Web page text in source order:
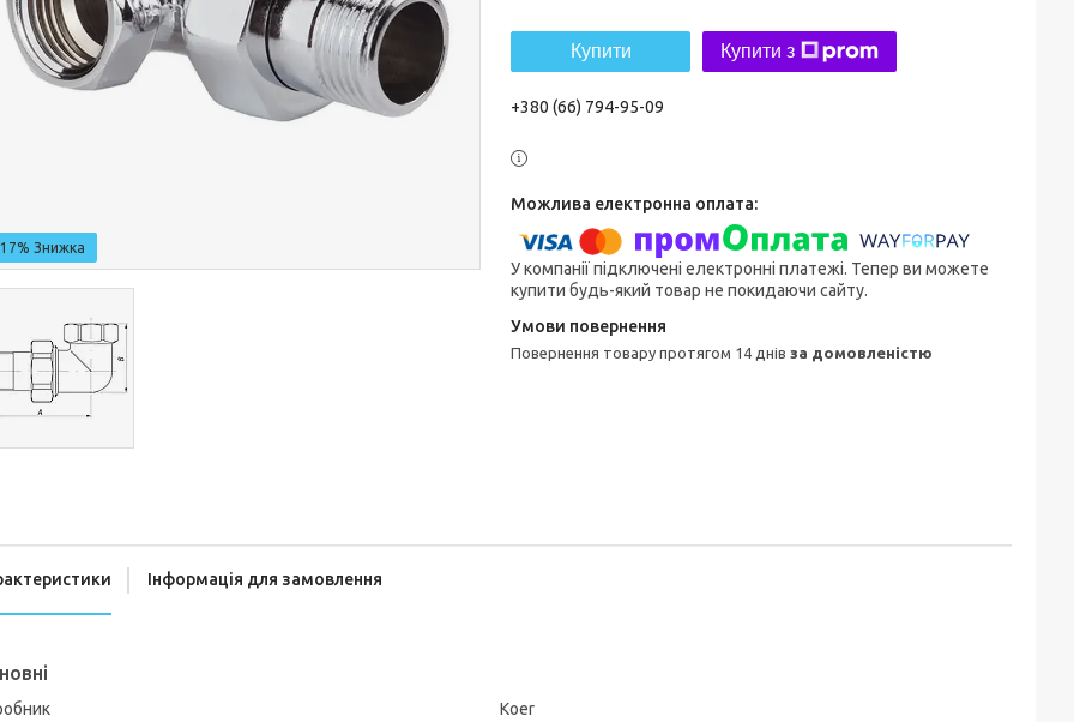
Купити Купити з
+380 (66) 794-95-09
У компанії підключені електронні платежі. Тепер ви можете
купити будь-який товар не покидаючи сайту.
повернення товару протягом 14 днів за домовленістю
Інформація для замовлення
Koer